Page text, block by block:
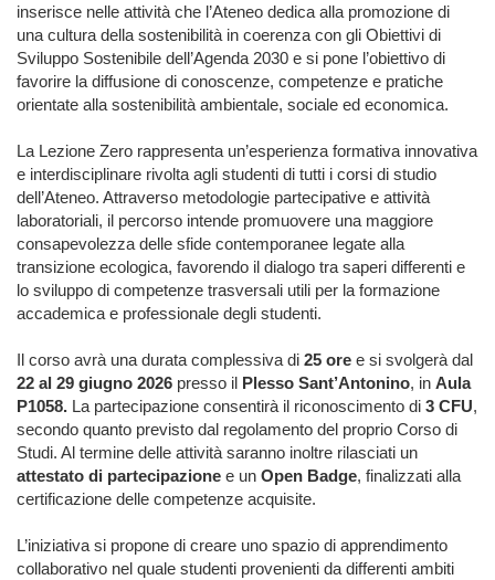
inserisce nelle attività che l’Ateneo dedica alla promozione di
una cultura della sostenibilità in coerenza con gli Obiettivi di
Sviluppo Sostenibile dell’Agenda 2030 e si pone l’obiettivo di
favorire la diffusione di conoscenze, competenze e pratiche
orientate alla sostenibilità ambientale, sociale ed economica.
La Lezione Zero rappresenta un’esperienza formativa innovativa
e interdisciplinare rivolta agli studenti di tutti i corsi di studio
dell’Ateneo. Attraverso metodologie partecipative e attività
laboratoriali, il percorso intende promuovere una maggiore
consapevolezza delle sfide contemporanee legate alla
transizione ecologica, favorendo il dialogo tra saperi differenti e
lo sviluppo di competenze trasversali utili per la formazione
accademica e professionale degli studenti.
Il corso avrà una durata complessiva di 25 ore e si svolgerà dal
22 al 29 giugno 2026 presso il Plesso Sant’Antonino, in Aula
P1058. La partecipazione consentirà il riconoscimento di 3 CFU,
secondo quanto previsto dal regolamento del proprio Corso di
Studi. Al termine delle attività saranno inoltre rilasciati un
attestato di partecipazione e un Open Badge, finalizzati alla
certificazione delle competenze acquisite.
L’iniziativa si propone di creare uno spazio di apprendimento
collaborativo nel quale studenti provenienti da differenti ambiti